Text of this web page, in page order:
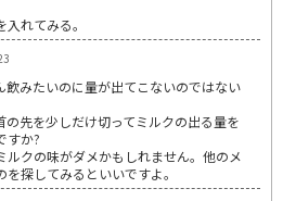
れてみる。
飲みたいのに量が出てこないのではない
の先を少しだけ切ってミルクの出る量を
すか?
ルクの味がダメかもしれません。他のメ
探してみるといいですよ。